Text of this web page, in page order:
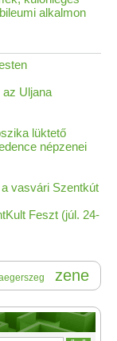
alkalmon
Uljana
lüktető
népzenei
vasvári Szentkút
Feszt (júl. 24-
zene